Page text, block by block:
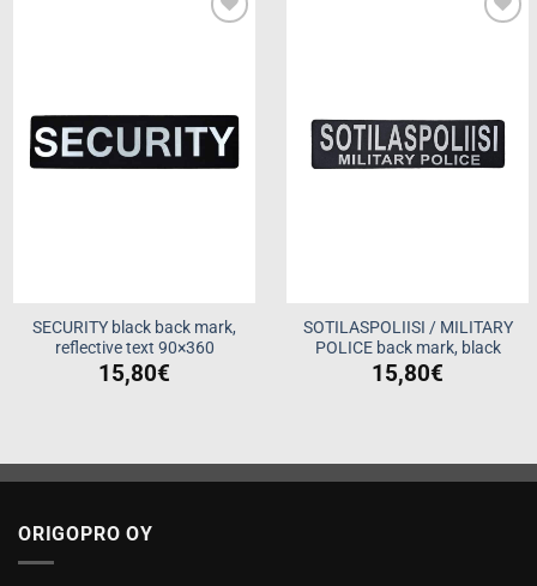
SECURITY black back mark,
reflective text 90×360
15,80€
SOTILASPOLIISI / MILITARY
POLICE back mark, black
15,80€
ORIGOPRO OY